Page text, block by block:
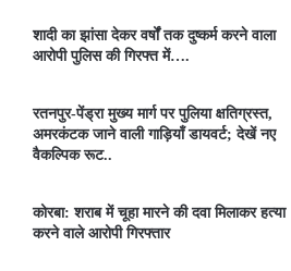
शादी का झांसा देकर वर्षों तक दुष्कर्म करने वाला
आरोपी पुलिस की गिरफ्त में….
रतनपुर-पेंड्रा मुख्य मार्ग पर पुलिया क्षतिग्रस्त,
अमरकंटक जाने वाली गाड़ियाँ डायवर्ट; देखें नए
वैकल्पिक रूट..
कोरबा: शराब में चूहा मारने की दवा मिलाकर हत्या
करने वाले आरोपी गिरफ्तार